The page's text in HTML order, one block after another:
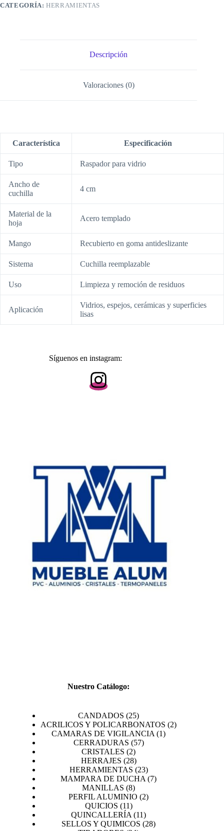
CATEGORÍA:HERRAMIENTAS
Descripción
Valoraciones (0)
Característica Especificación
Tipo Raspador para vidrio
Ancho de
cuchilla
4 cm
Material de la
hoja
Acero templado
Mango Recubierto en goma antideslizante
Sistema Cuchilla reemplazable
Uso Limpieza y remoción de residuos
Aplicación
Vidrios, espejos, cerámicas y superficies
lisas
Síguenos en instagram:
Nuestro Catálogo:
CANDADOS 2525
productos
ACRILICOS Y POLICARBONATOS 22
CAMARAS DE VIGILANCIA 11
CERRADURAS 5757
CRISTALES 22
productos
HERRAJES 2828
productos
HERRAMIENTAS 2323
productos
MAMPARA DE DUCHA 77
MANILLAS 88
productos
PERFIL ALUMINIO 22
QUICIOS 1111
productos
QUINCALLERÍA 1111
productos
SELLOS Y QUIMICOS 2828